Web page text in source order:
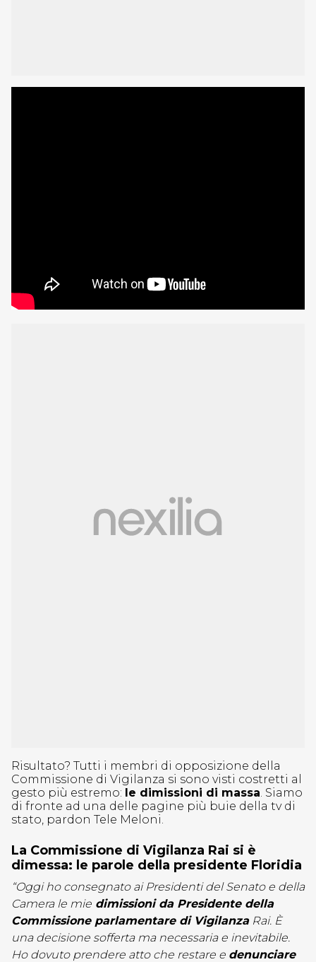
Risultato? Tutti i membri di opposizione della
Commissione di Vigilanza si sono visti costretti al
gesto più estremo: le dimissioni di massa. Siamo
di fronte ad una delle pagine più buie della tv di
stato, pardon Tele Meloni.
La Commissione di Vigilanza Rai si è
dimessa: le parole della presidente Floridia
“Oggi ho consegnato ai Presidenti del Senato e della
Camera le mie dimissioni da Presidente della
Commissione parlamentare di VigilanzaRai. È
una decisione sofferta ma necessaria e inevitabile.
Ho dovuto prendere atto che restare e denunciare